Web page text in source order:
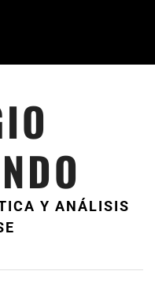
Y ANÁLISIS